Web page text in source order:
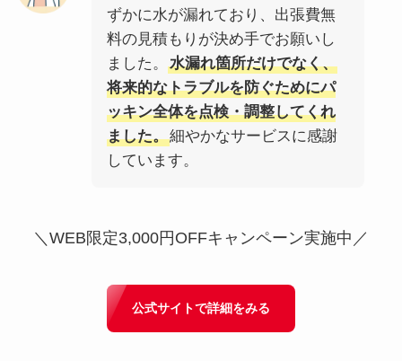
ずかに水が漏れており、出張費無
料の見積もりが決め手でお願いし
ました。
水漏れ箇所だけでなく、
将来的なトラブルを防ぐためにパ
ッキン全体を点検・調整してくれ
ました。細やかなサービスに感謝
しています。
＼WEB限定3,000円OFFキャンペーン実施中／
公式サイトで詳細をみる